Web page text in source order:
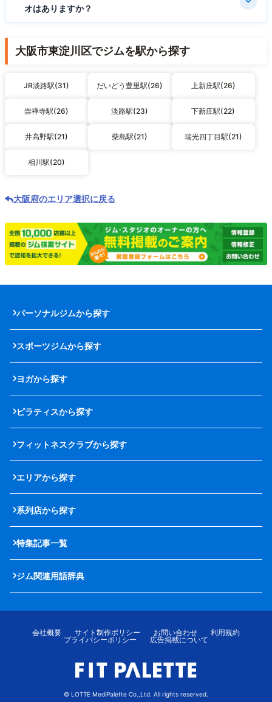
オはありますか？
大阪市東淀川区でジムを駅から探す
JR淡路駅(31) だいどう豊里駅(26) 上新庄駅(26)
崇禅寺駅(26) 淡路駅(23) 下新庄駅(22)
井高野駅(21) 柴島駅(21) 瑞光四丁目駅(21)
相川駅(20)
大阪府のエリア選択に戻る
パーソナルジムから探す
スポーツジムから探す
ヨガから探す
ピラティスから探す
フィットネスクラブから探す
エリアから探す
系列店から探す
特集記事一覧
ジム関連用語辞典
会社概要 サイト制作ポリシー お問い合わせ
利用規約
プライバシーポリシー
広告掲載について
© LOTTE MediPalette Co.,Ltd. All rights reserved.